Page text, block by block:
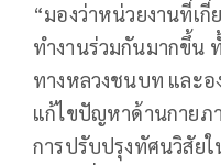
“มองว่าหน่วยงานที่เกี่
ทำงานร่วมกันมากขึ้น
ทางหลวงชนบท และอ
แก้ไขปัญหาด้านกายภ
การปรับปรุงทัศนวิสัยใ